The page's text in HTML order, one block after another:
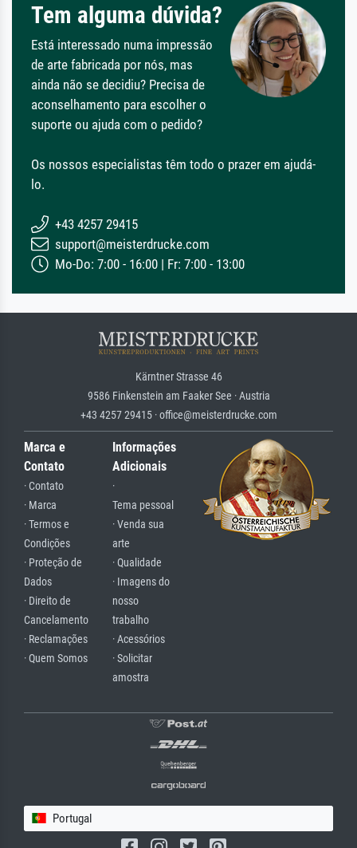
Tem alguma dúvida?
Está interessado numa impressão
de arte fabricada por nós, mas
ainda não se decidiu? Precisa de
aconselhamento para escolher o
suporte ou ajuda com o pedido?
Os nossos especialistas têm todo o prazer em ajudá-
lo.
+43 4257 29415
support@meisterdrucke.com
Mo-Do: 7:00 - 16:00 | Fr: 7:00 - 13:00
Kärntner Strasse 46
9586 Finkenstein am Faaker See · Austria
+43 4257 29415 · office@meisterdrucke.com
Marca e
Contato
· Contato
· Marca
· Termos e
Condições
· Proteção de
Dados
· Direito de
Cancelamento
· Reclamações
· Quem Somos
Informações
Adicionais
·
Tema pessoal
· Venda sua
arte
· Qualidade
· Imagens do
nosso
trabalho
· Acessórios
· Solicitar
amostra
Portugal